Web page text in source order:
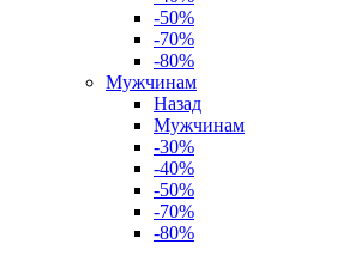
-50%
-70%
-80%
Мужчинам
Назад
Мужчинам
-30%
-40%
-50%
-70%
-80%